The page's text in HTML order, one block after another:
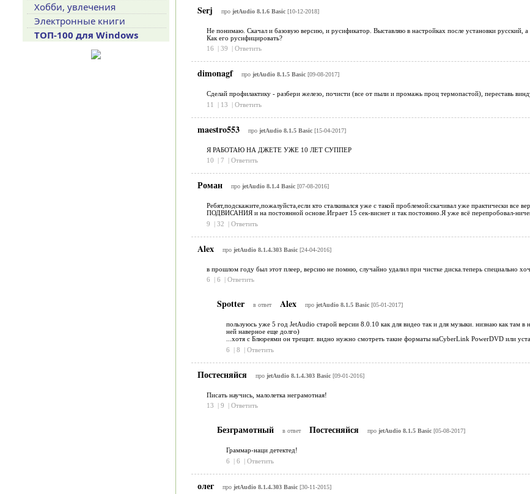
Serj про jetAudio 8.1.6 Basic[10-12-2018]
Не понимаю. Скачал и базовую версию, и русификатор. Выставляю в настройках после установки русский, а
Как его русифицировать?
16
| 39 | Ответить
dimonagf про jetAudio 8.1.5 Basic[09-08-2017]
Сделай профилактику - разбери железо, почисти (все от пыли и промажь проц термопастой), переставь
11
| 13 | Ответить
maestro553 про jetAudio 8.1.5 Basic[15-04-2017]
Я РАБОТАЮ НА ДЖЕТЕ УЖЕ 10 ЛЕТ СУППЕР
10
| 7 | Ответить
Роман про jetAudio 8.1.4 Basic[07-08-2016]
Ребят,подскажите,пожалуйста,если кто сталкивался уже с такой проблемой:скачивал уже практически все
ПОДВИСАНИЯ и на постоянной основе.Играет 15 сек-виснет и так постоянно.Я уже всё перепробовал-
9
| 32 | Ответить
Alex про jetAudio 8.1.4.303 Basic[24-04-2016]
в прошлом году был этот плеер, версию не помню, случайно удалил при чистке диска.теперь специально
6
| 6 | Ответить
Spotter в ответ Alex про jetAudio 8.1.5 Basic[05-01-2017]
пользуюсь уже 5 год JetAudio старой версии 8.0.10 как для видео так и для музыки. низнаю как там
ней наверное еще долго)
...хотя с Блюреями он трещит. видно нужно смотреть такие форматы наCyberLink PowerDVD или
6
| 8 | Ответить
Постесняйся про jetAudio 8.1.4.303 Basic[09-01-2016]
Писать научись, малолетка неграмотная!
13
| 9 | Ответить
Безграмотный в ответ Постесняйся про jetAudio 8.1.5 Basic[05-08-2017]
Граммар-наци детектед!
6
| 6 | Ответить
олег про jetAudio 8.1.4.303 Basic[30-11-2015]
Хобби, увлечения
Электронные книги
ТОП-100 для Windows